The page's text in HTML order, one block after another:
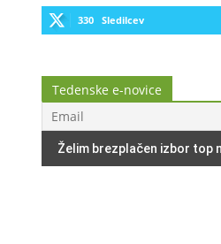
330 Sledilcev
Tedenske e-novice